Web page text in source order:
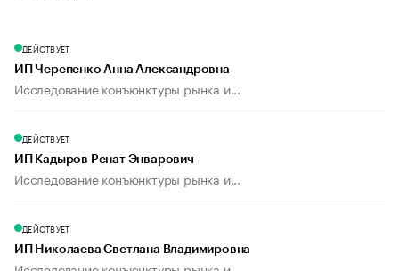
ДЕЙСТВУЕТ
ИП Черепенко Анна Александровна
Исследование конъюнктуры рынка и...
ДЕЙСТВУЕТ
ИП Кадыров Ренат Энварович
Исследование конъюнктуры рынка и...
ДЕЙСТВУЕТ
ИП Николаева Светлана Владимировна